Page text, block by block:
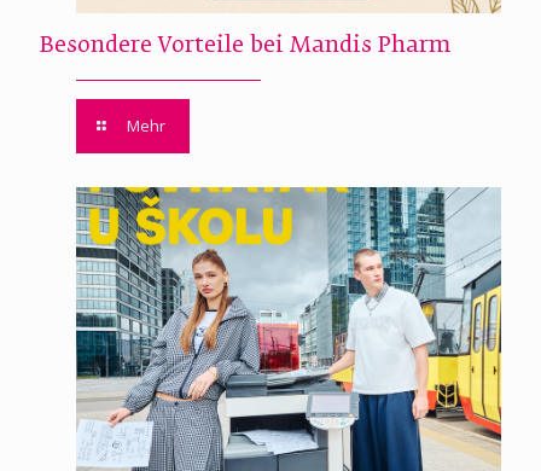
Besondere Vorteile bei Mandis Pharm
Mehr